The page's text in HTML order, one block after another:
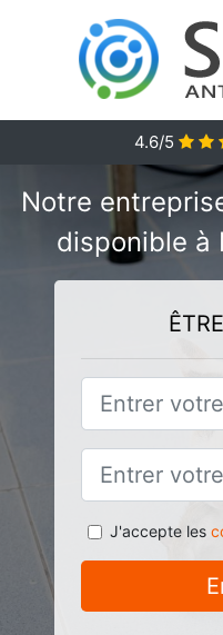
4.6/5
Notre
disponible à
J'accepte les